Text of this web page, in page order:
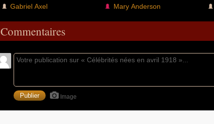
Gabriel Axel
Mary Anderson
Commentaires
Image